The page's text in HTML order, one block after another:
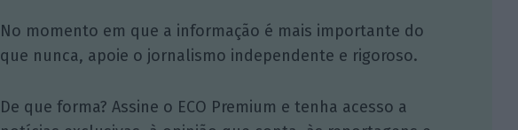
No momento em que a informação é mais importante do
que nunca, apoie o jornalismo independente e rigoroso.
De que forma? Assine o ECO Premium e tenha acesso a